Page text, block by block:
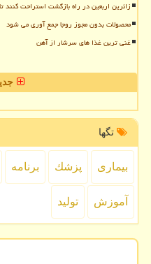
زائرین اربعین در راه بازگشت استراحت
محصولات بدون مجوز روجا جمع آوری می شود
غنی ترین غذا های سرشار از آهن
تگها
بیماری پزشك برنامه
آموزش تولید